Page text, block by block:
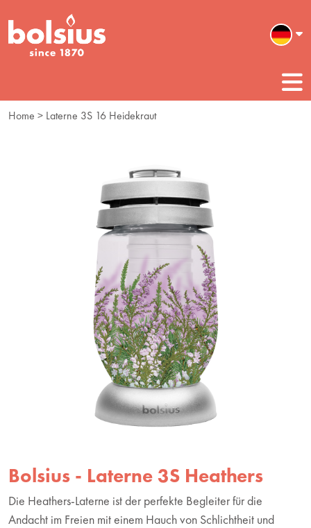
Home > Laterne 3S 16 Heidekraut
Bolsius - Laterne 3S Heathers
Die Heathers-Laterne ist der perfekte Begleiter für die
Andacht im Freien mit einem Hauch von Schlichtheit und